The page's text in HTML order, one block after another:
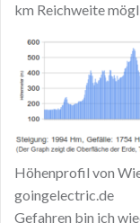
km Reichweite
Höhenprofil von
goingelectric.de
Gefahren bin ich